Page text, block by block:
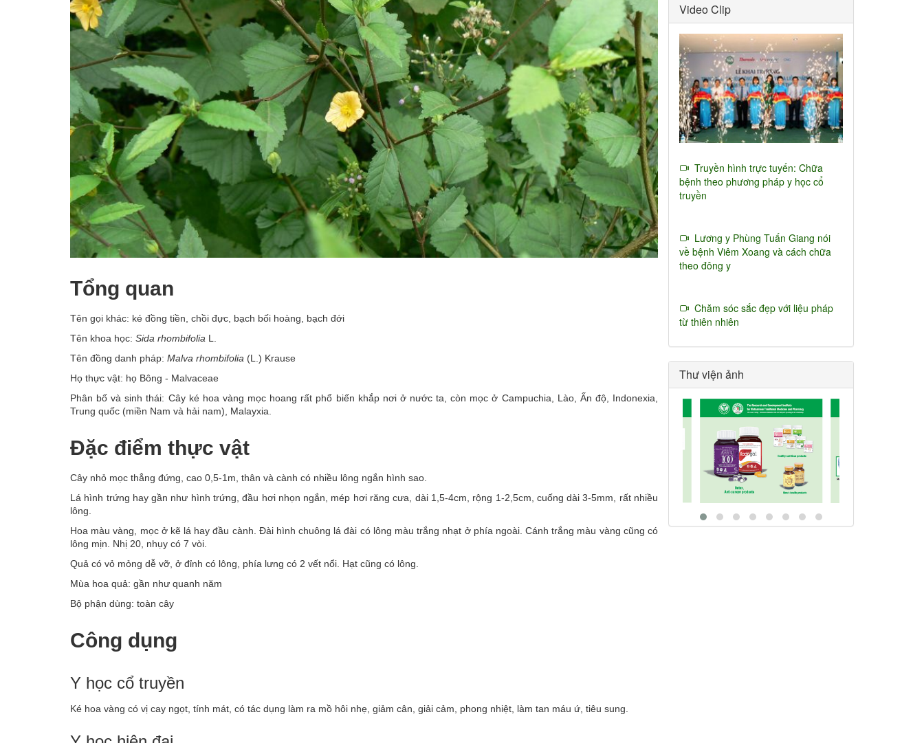
Tổng quan
Tên gọi khác: ké đồng tiền, chồi đực, bạch bối hoàng, bạch đới
Tên khoa học: Sida rhombifolia L.
Tên đồng danh pháp: Malva rhombifolia (L.) Krause
Họ thực vật: họ Bông - Malvaceae
Phân bố và sinh thái: Cây ké hoa vàng mọc hoang rất phổ biến khắp nơi ở nước ta, còn mọc ở Campuchia, Lào, Ấn độ, Indonexia,
Trung quốc (miền Nam và hải nam), Malayxia.
Đặc điểm thực vật
Cây nhỏ mọc thẳng đứng, cao 0,5-1m, thân và cành có nhiều lông ngắn hình sao.
Lá hình trứng hay gần như hình trứng, đầu hơi nhọn ngắn, mép hơi răng cưa, dài 1,5-4cm, rộng 1-2,5cm, cuống dài 3-5mm, rất nhiều
lông.
Hoa màu vàng, mọc ở kẽ lá hay đầu cành. Đài hình chuông lá đài có lông màu trắng nhạt ở phía ngoài. Cánh trắng màu vàng cũng có
lông mịn. Nhị 20, nhụy có 7 vòi.
Quả có vỏ mỏng dễ vỡ, ở đỉnh có lông, phía lưng có 2 vết nổi. Hạt cũng có lông.
Mùa hoa quả: gần như quanh năm
Bộ phận dùng: toàn cây
Công dụng
Y học cổ truyền
Ké hoa vàng có vị cay ngọt, tính mát, có tác dụng làm ra mồ hôi nhẹ, giảm cân, giải cảm, phong nhiệt, làm tan máu ứ, tiêu sung.
Video Clip
Truyền hình trực tuyến: Chữa
bệnh theo phương pháp y học cổ
truyền
Lương y Phùng Tuấn Giang nói
về bệnh Viêm Xoang và cách chữa
theo đông y
Chăm sóc sắc đẹp với liệu pháp
từ thiên nhiên
Thư viện ảnh